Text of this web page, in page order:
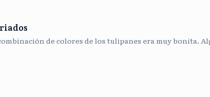
de colores de los tulipanes era muy bonita.